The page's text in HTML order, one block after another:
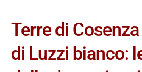
Terre di
di Luzzi bianco: